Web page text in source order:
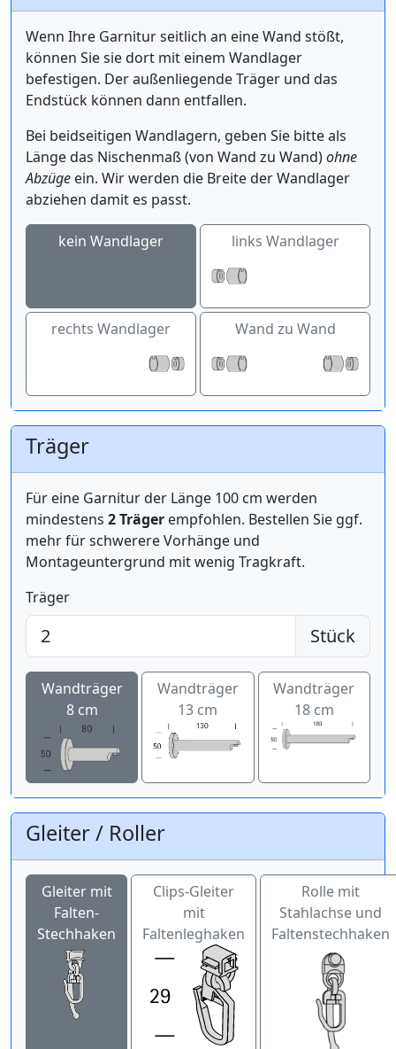
Wenn Ihre Garnitur seitlich an eine Wand stößt,
können Sie sie dort mit einem Wandlager
befestigen. Der außenliegende Träger und das
Endstück können dann entfallen.
Bei beidseitigen Wandlagern, geben Sie bitte als
Länge das Nischenmaß (von Wand zu Wand)ohne
Abzüge ein. Wir werden die Breite der Wandlager
abziehen damit es passt.
kein Wandlager links Wandlager
rechts Wandlager Wand zu Wand
Träger
Für eine Garnitur der Länge 100 cm werden
mindestens 2 Träger empfohlen. Bestellen Sie ggf.
mehr für schwerere Vorhänge und
Montageuntergrund mit wenig Tragkraft.
Träger
Stück
Wandträger
8 cm
Wandträger
13 cm
Wandträger
18 cm
Gleiter / Roller
Gleiter mit
Falten-
Stechhaken
Clips-Gleiter
mit
Faltenleghaken
Rolle mit
Stahlachse und
Faltenstechhaken